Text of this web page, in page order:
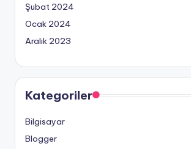
Şubat 2024
Ocak 2024
Aralık 2023
Kategoriler
Bilgisayar
Blogger